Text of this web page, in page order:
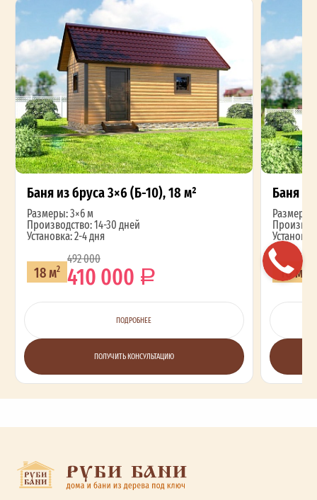
Баня из бруса 3×6 (Б-10), 18 м²
Размеры: 3×6 м
Производство: 14-30 дней
Установка: 2-4 дня
18 м2
492 000
410 000
ПОДРОБНЕЕ
ПОЛУЧИТЬ КОНСУЛЬТАЦИЮ
Баня
Размеры:
16 м2